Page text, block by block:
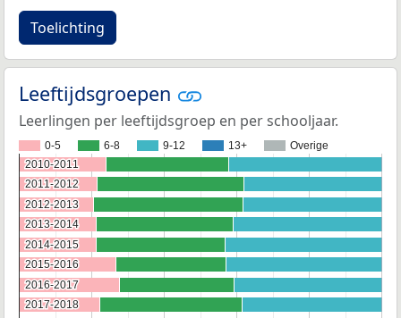
Toelichting
Leeftijdsgroepen
Leerlingen per leeftijdsgroep en per schooljaar.
0-5 6-8 9-12 13+ Overige
2010-2011
2010-2011
2011-2012
2011-2012
2012-2013
2012-2013
2013-2014
2013-2014
2014-2015
2014-2015
2015-2016
2015-2016
2016-2017
2016-2017
2017-2018
2017-2018